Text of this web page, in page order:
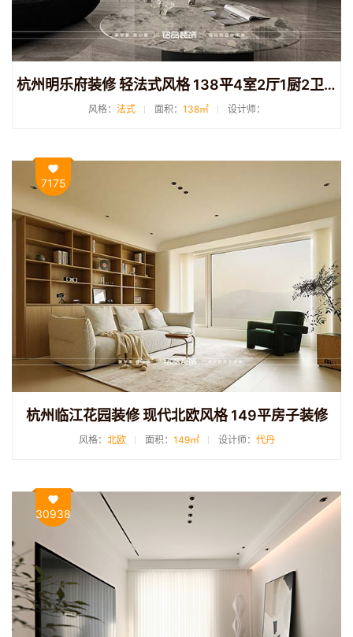
杭州明乐府装修 轻法式风格 138平4室2厅1厨2卫装修
风格： 法式 面积： 138㎡ 设计师：
7175
杭州临江花园装修 现代北欧风格 149平房子装修
风格： 北欧 面积： 149㎡ 设计师： 代丹
30938